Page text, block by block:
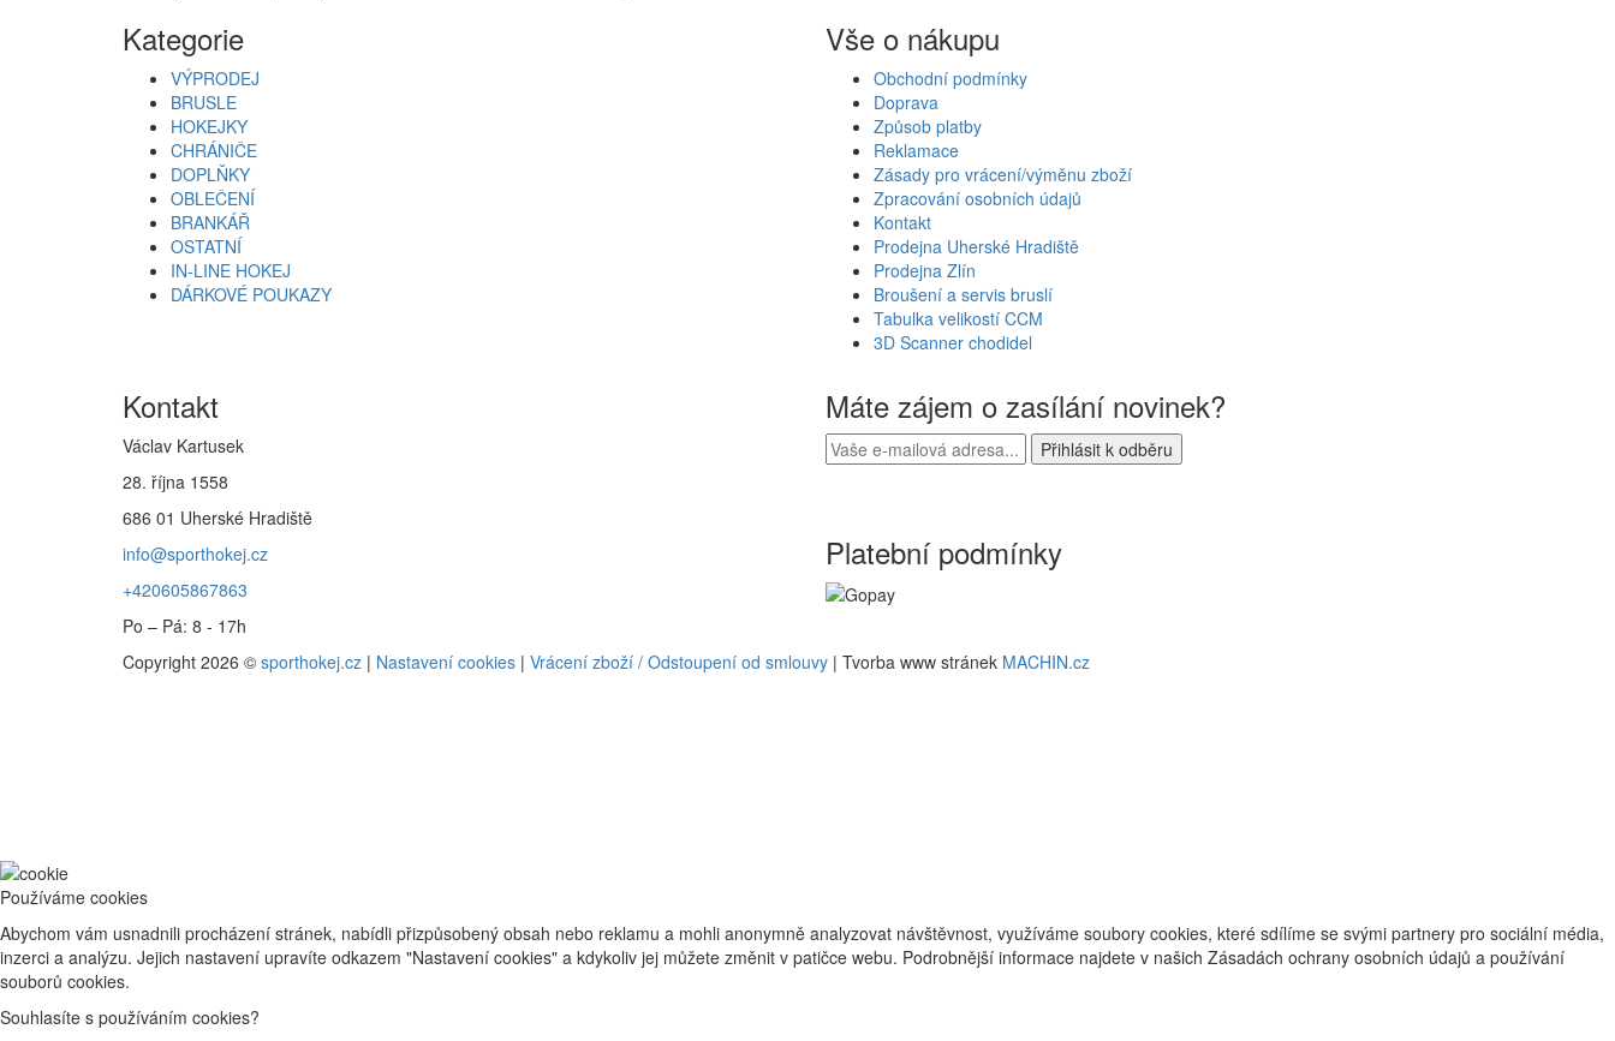
Kategorie
VÝPRODEJ
BRUSLE
HOKEJKY
CHRÁNIČE
DOPLŇKY
OBLEČENÍ
BRANKÁŘ
OSTATNÍ
IN-LINE HOKEJ
DÁRKOVÉ POUKAZY
Vše o nákupu
Obchodní podmínky
Doprava
Způsob platby
Reklamace
Zásady pro vrácení/výměnu zboží
Zpracování osobních údajů
Kontakt
Prodejna Uherské Hradiště
Prodejna Zlín
Broušení a servis bruslí
Tabulka velikostí CCM
3D Scanner chodidel
Kontakt
Václav Kartusek
28. října 1558
686 01 Uherské Hradiště
info@sporthokej.cz
+420605867863
Po – Pá: 8 - 17h
Máte zájem o zasílání novinek?
Platební podmínky
Copyright 2026 © sporthokej.cz | Nastavení cookies | Vrácení zboží / Odstoupení od smlouvy | Tvorba www stránek MACHIN.cz
Používáme cookies
Abychom vám usnadnili procházení stránek, nabídli přizpůsobený obsah nebo reklamu a mohli anonymně analyzovat návštěvnost, využíváme soubory cookies, které sdílíme se svými partnery pro sociální média,
inzerci a analýzu. Jejich nastavení upravíte odkazem "Nastavení cookies" a kdykoliv jej můžete změnit v patičce webu. Podrobnější informace najdete v našich Zásadách ochrany osobních údajů a používání
souborů cookies.
Souhlasíte s používáním cookies?